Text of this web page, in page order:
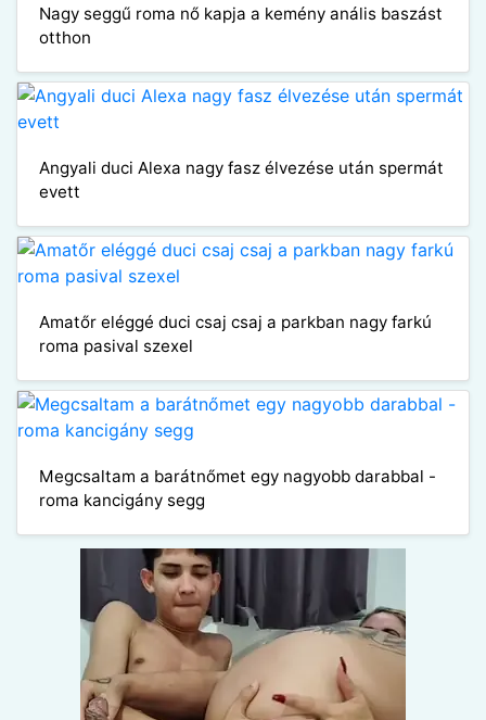
Nagy seggű roma nő kapja a kemény anális baszást
otthon
Angyali duci Alexa nagy fasz élvezése után spermát
evett
Amatőr eléggé duci csaj csaj a parkban nagy farkú
roma pasival szexel
Megcsaltam a barátnőmet egy nagyobb darabbal -
roma kancigány segg